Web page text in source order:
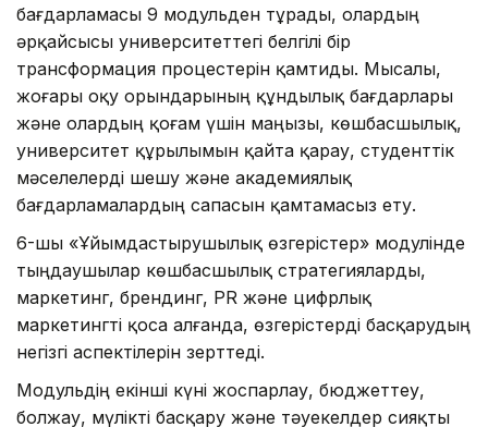
бағдарламасы 9 модульден тұрады, олардың
әрқайсысы университеттегі белгілі бір
трансформация процестерін қамтиды. Мысалы,
жоғары оқу орындарының құндылық бағдарлары
және олардың қоғам үшін маңызы, көшбасшылық,
университет құрылымын қайта қарау, студенттік
мәселелерді шешу және академиялық
бағдарламалардың сапасын қамтамасыз ету.
6-шы «Ұйымдастырушылық өзгерістер» модулінде
тыңдаушылар көшбасшылық стратегияларды,
маркетинг, брендинг, PR және цифрлық
маркетингті қоса алғанда, өзгерістерді басқарудың
негізгі аспектілерін зерттеді.
Модульдің екінші күні жоспарлау, бюджеттеу,
болжау, мүлікті басқару және тәуекелдер сияқты